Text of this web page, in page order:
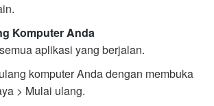
Komputer Anda
aplikasi yang berjalan.
komputer Anda dengan membuka
> Mulai ulang.